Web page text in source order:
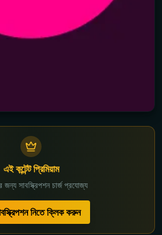
এই কন্টেন্ট প্রিমিয়াম
জন্য সাবস্ক্রিপশন চার্জ প্রযোজ্য
নিতে ক্লিক করুন